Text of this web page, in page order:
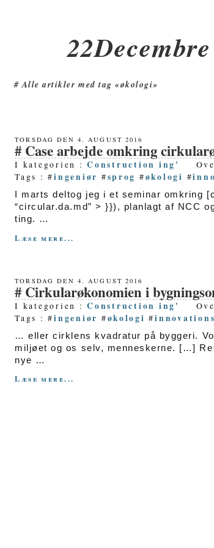
22Decembre
Alle artikler med tag «økologi»
TORSDAG DEN 4. AUGUST 2016
Case arbejde omkring
I kategorien :Construction ing'
Tags : #ingeniør #sprog #økologi #
I marts deltog jeg i et seminar omkring
“circular.da.md” > }}), planlagt af NCC
ting. …
Læse mere...
TORSDAG DEN 4. AUGUST 2016
Cirkularøkonomien i
I kategorien :Construction ing'
Tags : #ingeniør #økologi #innovations
… eller cirklens kvadratur på byggeri.
miljøet og os selv, menneskerne. […]
nye …
Læse mere...